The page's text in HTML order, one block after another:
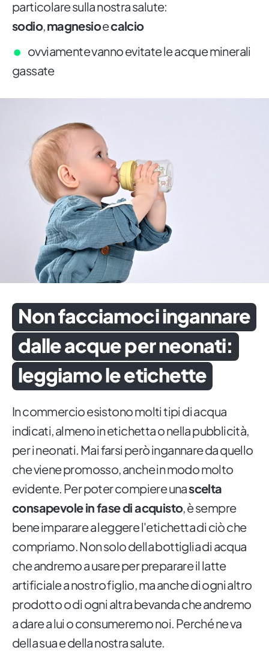
particolare sulla nostra salute:
sodio,magnesioecalcio
ovviamente vanno evitate le acque minerali
gassate
Non facciamoci ingannare
dalle acque per neonati:
leggiamo le etichette
In commercio esistono molti tipi di acqua
indicati, almeno in etichetta o nella pubblicità,
per i neonati. Mai farsi però ingannare da quello
che viene promosso, anche in modo molto
evidente. Per poter compiere unascelta
consapevole in fase di acquisto, è sempre
bene imparare a leggere l'etichetta di ciò che
compriamo. Non solo della bottiglia di acqua
che andremo a usare per preparare il latte
artificiale a nostro figlio, ma anche di ogni altro
prodotto o di ogni altra bevanda che andremo
a dare a lui o consumeremo noi. Perché ne va
della sua e della nostra salute.